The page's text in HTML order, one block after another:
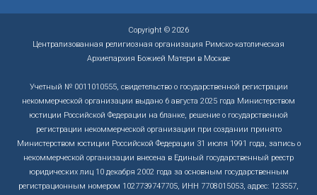
Copyright © 2026
Централизованная религиозная организация Римско-католическая
Архиепархия Божией Матери в Москве
Учетный № 0011010555, свидетельство о государственной регистрации
некоммерческой организации выдано 6 августа 2025 года Министерством
юстиции Российской Федерации на бланке, решение о государственной
регистрации некоммерческой организации при создании принято
Министерством юстиции Российской Федерации 31 июля 1991 года, запись о
некоммерческой организации внесена в Единый государственный реестр
юридических лиц 10 декабря 2002 года за основным государственным
регистрационным номером 1027739747705, ИНН 7708015053, адрес: 123557,